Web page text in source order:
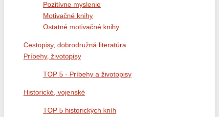
Pozitívne myslenie
Motivačné knihy
Ostatné motivačné knihy
Cestopisy, dobrodružná literatúra
Príbehy, životopisy
TOP 5 - Príbehy a životopisy
Historické, vojenské
TOP 5 historických kníh